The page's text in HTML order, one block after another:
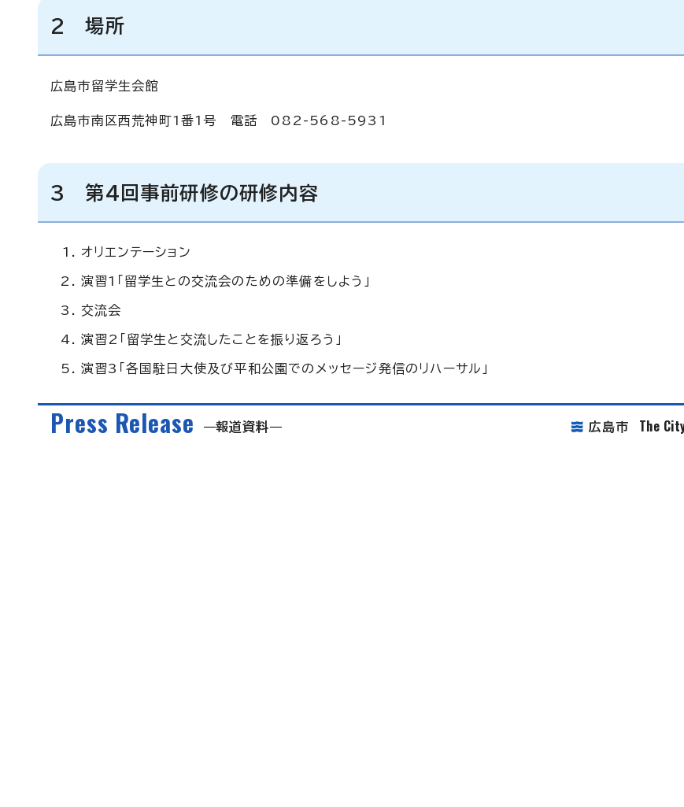
2 場所
広島市留学生会館
広島市南区西荒神町1番1号 電話 082-568-5931
3 第4回事前研修の研修内容
オリエンテーション
演習1「留学生との交流会のための準備をしよう」
交流会
演習2「留学生と交流したことを振り返ろう」
演習3「各国駐日大使及び平和公園でのメッセージ発信のリハーサル」
Press Release 報道資料 広島市 The